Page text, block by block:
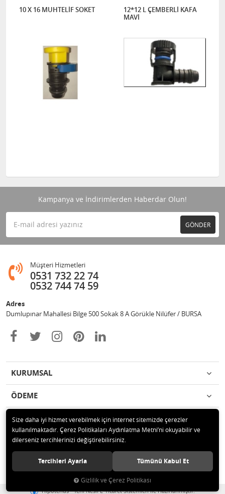
10 X 16 MUHTELİF SOKET
12*12 L ÇEMBERLİ KAFA
MAVİ
Kampanya ve İndirimlerden Haberdar Olun!
GÖNDER
Müşteri Hizmetleri
0531 732 22 74
0532 744 74 59
Adres
Dumlupınar Mahallesi Bilge 500 Sokak 8 A Görükle Nilüfer / BURSA
KURUMSAL
ÖDEME
İLETİŞİM
© 2020 MAG OTOMOTİV Tüm hakları saklıdır.
Hipotenüs Yeni Nesil E-Ticaret Sistemleri ile Hazırlanmıştır.
Size daha iyi hizmet verebilmek için internet sitemizde çerezler
kullanılmaktadır. Çerez Politikaları Aydınlatma Metni’ni okuyabilir ve
dilerseniz tercihlerinizi değiştirebilirsiniz.
Tercihleri Ayarla Tümünü Kabul Et
Gizlilik ve Çerez Politikası